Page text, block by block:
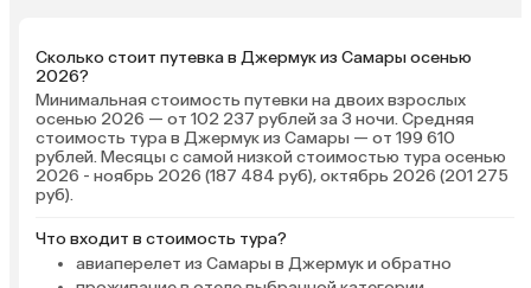
Сколько стоит путевка в Джермук из Самары осенью
2026?
Минимальная стоимость путевки на двоих взрослых
осенью 2026 — от 102 237 рублей за 3 ночи. Средняя
стоимость тура в Джермук из Самары — от 199 610
рублей. Месяцы с самой низкой стоимостью тура осенью
2026 - ноябрь 2026 (187 484 руб), октябрь 2026 (201 275
руб).
Что входит в стоимость тура?
авиаперелет из Самары в Джермук и обратно